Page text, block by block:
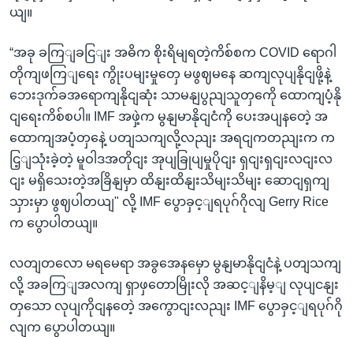
ယျ။
“အခု ခကြျခငြျး အဓိက စိုးရိမျရတဲ့ကိစ်စက COVID ရောဂါ
တိုကျဖကြျရေး ကွိုးပမျးမှုတှေ မဖွဈမနေ ဆကျလုပျနိုငျဖို့နဲ့
ဘေးဒုက်ခအရောကျနိုငျဆုံး သာမနျပွညျသူတှကေို ထောကျပံ့နို
ငျရေးကိစ်စပါ။ IMF အဖှဲ့က မွနျမာနိုငျငံကို ပေးအပျနတေဲ့ အ
ထောကျအပံ့တှနေဲ့ ပတျသကျလို့လညျး အရငျကတညျးက က
ငြ့ျသုံးခဲ့တဲ့ မူဝါဒအတိုငျး အုပျခြုပျမှုပိုငျး ရှငျးရှငျးလငျးလ
ငျး မရှိသေးတဲ့အခြိနျမှာ ထိနျးထိနျးသိမျးသိမျး ဆောငျရှကျ
သှားမှာ ဖွဈပါတယျ" လို့ IMF ပွောခှင့ျရပုဂ်ဂိုလျ Gerry Rice
က ပွောပါတယျ။
လတျတလော မရမေရာ အခွအေနမှော မွနျမာနိုငျငံနဲ့ ပတျသကျ
လို့ အခကြျအလကျ ရှာဖှတောမြိုးလို အဆင့ျနိမ့ျ လုပျငနျး
တှသော လုပျကိုငျနတေဲ့ အကွောငျးလညျး IMF ပွောခှင့ျရပုဂ်ဂို
လျက ပွောပါတယျ။